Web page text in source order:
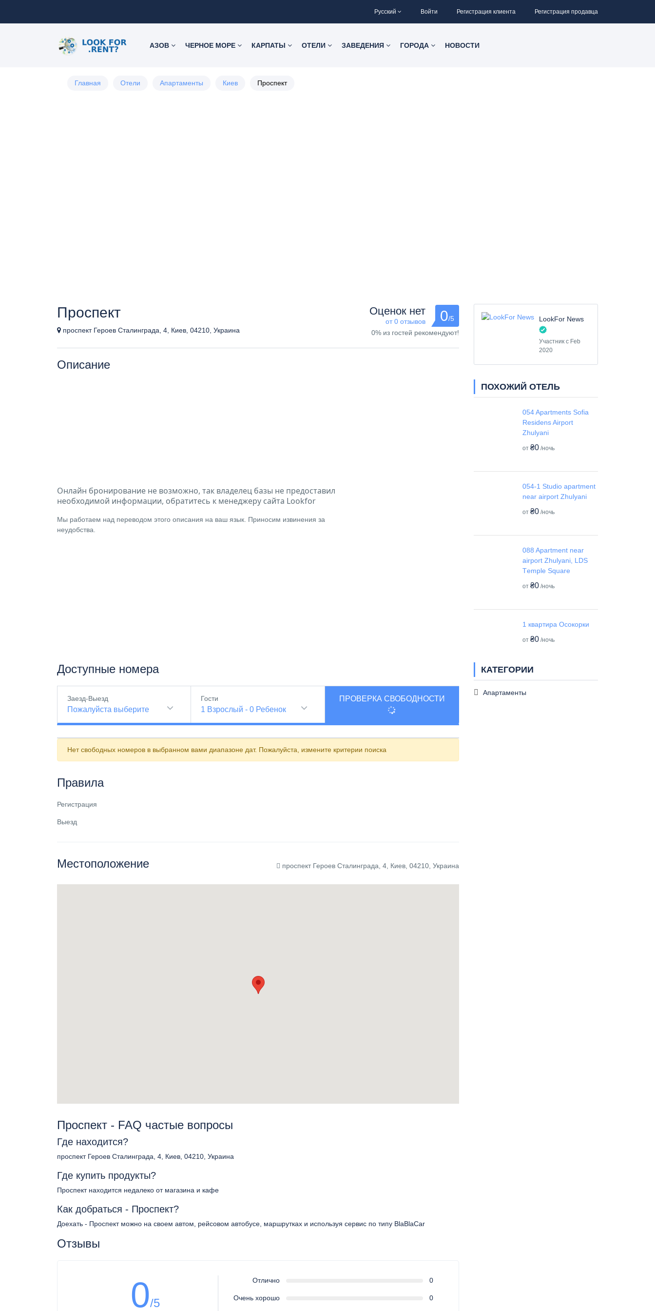
Русский Войти Регистрация клиента Регистрация продавца
АЗОВ ЧЕРНОЕ МОРЕ КАРПАТЫ ОТЕЛИ ЗАВЕДЕНИЯ ГОРОДА НОВОСТИ
Главная Отели Апартаменты Киев Проспект
Проспект
проспект Героев Сталинграда, 4, Киев, 04210, Украина
Оценок нет
от 0 отзывов 0/5
0% из гостей рекомендуют!
Описание
Онлайн бронирование не возможно, так владелец базы не предоставил
необходимой информации, обратитесь к менеджеру сайта Lookfor
Мы работаем над переводом этого описания на ваш язык. Приносим извинения за
неудобства.
Доступные номера
Заезд-Выезд
Пожалуйста выберите
Гости
1 Взрослый -0 Ребенок
ПРОВЕРКА СВОБОДНОСТИ
Нет свободных номеров в выбранном вами диапазоне дат. Пожалуйста, измените критерии поиска
Правила
Регистрация
Выезд
Местоположение проспект Героев Сталинграда, 4, Киев, 04210, Украина
Проспект - FAQ частые вопросы
Где находится?
проспект Героев Сталинграда, 4, Киев, 04210, Украина
Где купить продукты?
Проспект находится недалеко от магазина и кафе
Как добраться - Проспект?
Доехать - Проспект можно на своем автом, рейсовом автобусе, маршрутках и используя сервис по типу BlaBlaCar
Отзывы
0/5
Отлично 0
Очень хорошо 0
LookFor News
Участник с Feb
2020
ПОХОЖИЙ ОТЕЛЬ
054 Apartments Sofia
Residens Airport
Zhulyani
от ₴0 /ночь
054-1 Studio apartment
near airport Zhulyani
от ₴0 /ночь
088 Apartment near
airport Zhulyani, LDS
Tеmple Square
от ₴0 /ночь
1 квартира Осокорки
от ₴0 /ночь
КАТЕГОРИИ
Апартаменты